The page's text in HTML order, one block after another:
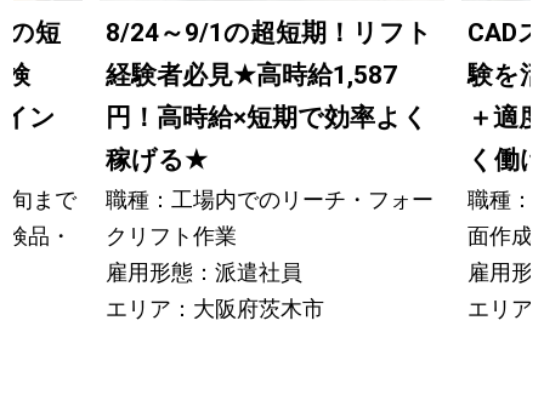
の短
ン
旬まで
品・
8/24～9/1の超短期！リフト
経験者必見★高時給1,587
円！高時給×短期で効率よく
稼げる★
職種：工場内でのリーチ・フォー
クリフト作業
雇用形態：派遣社員
エリア：大阪府茨木市
CAD
験を
＋適
く働
職種：
面作成
雇用形
エリア